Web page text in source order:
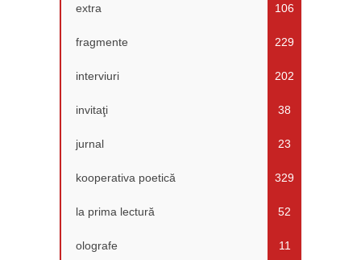
extra 106
fragmente 229
interviuri 202
invitaţi 38
jurnal 23
kooperativa poetică 329
la prima lectură 52
olografe 11